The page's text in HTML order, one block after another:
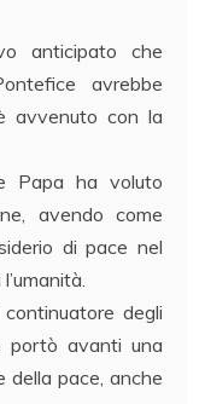
anticipato che
avrebbe
avvenuto con la
Papa ha voluto
avendo come
di pace nel
degli
portò avanti una
della pace, anche